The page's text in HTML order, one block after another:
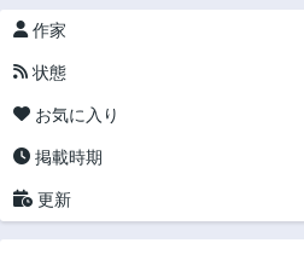
作家
状態
お気に入り
掲載時期
更新